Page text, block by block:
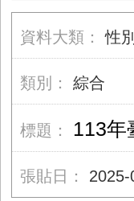
性
綜合
113年
2025-